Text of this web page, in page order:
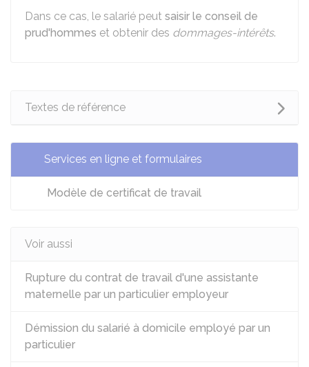
Dans ce cas, le salarié peut saisir le conseil de
prud'hommes et obtenir des dommages-intérêts.
Textes de référence
Services en ligne et formulaires
Modèle de certificat de travail
Voir aussi
Rupture du contrat de travail d'une assistante
maternelle par un particulier employeur
Démission du salarié à domicile employé par un
particulier